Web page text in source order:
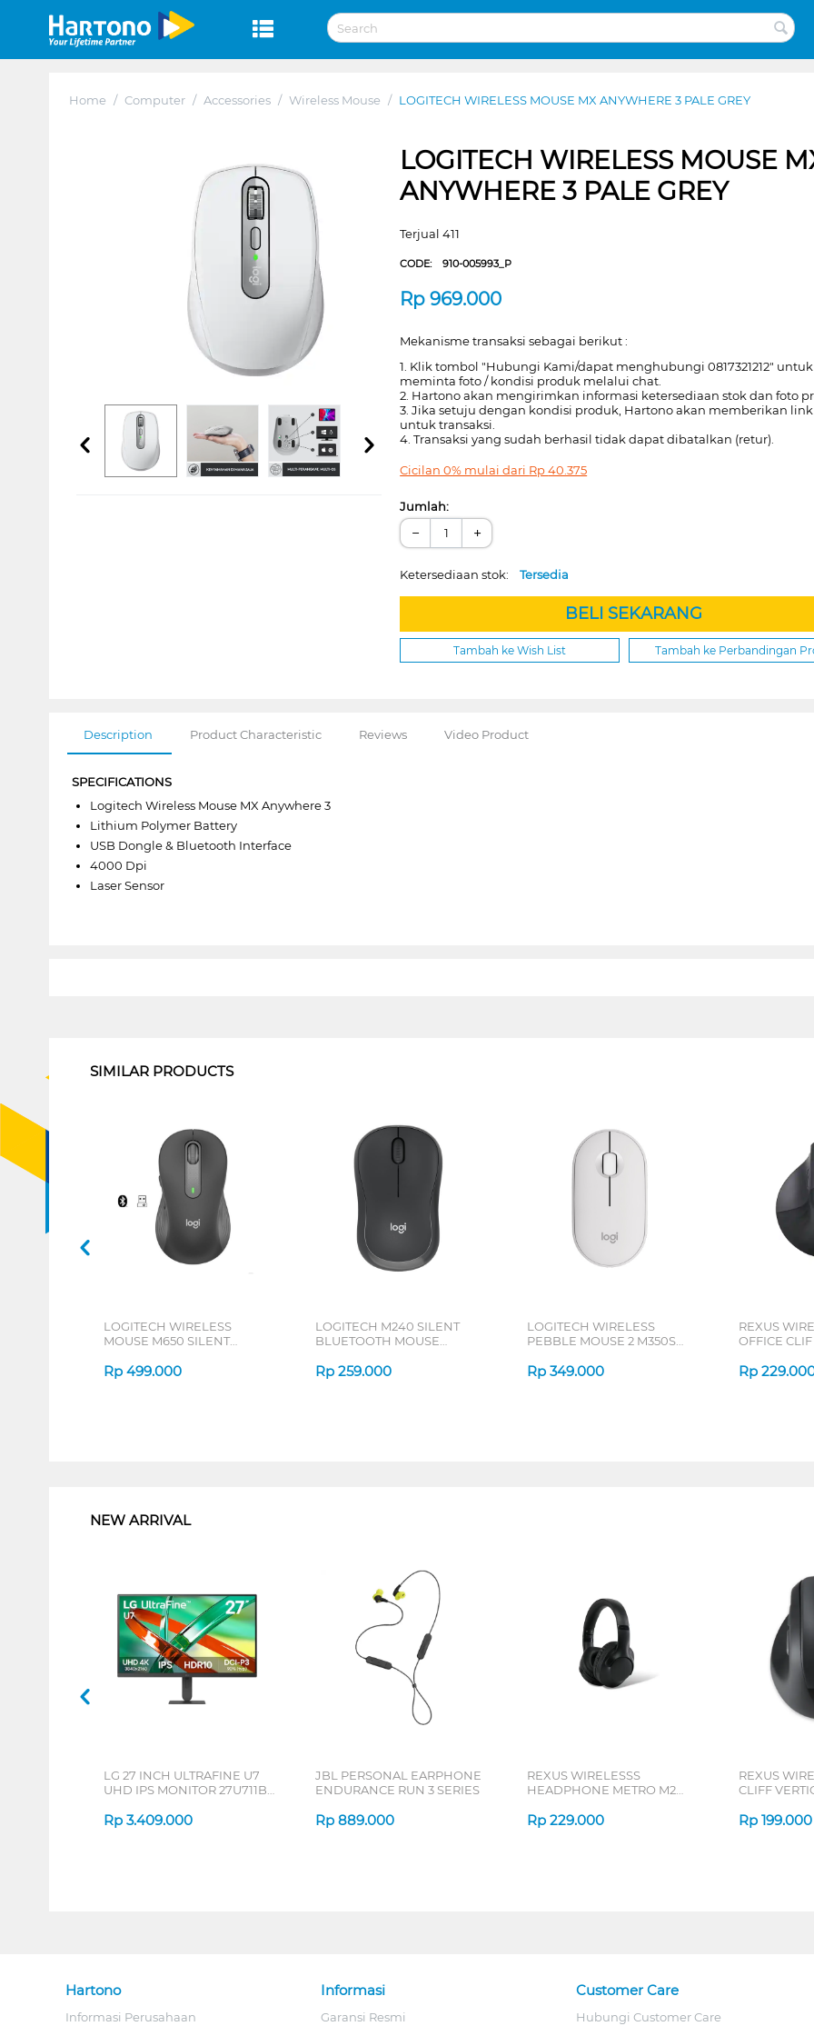
Home / Computer / Accessories / Wireless Mouse / LOGITECH WIRELESS MOUSE MX ANYWHERE 3 PALE GREY
LOGITECH WIRELESS MOUSE
ANYWHERE 3 PALE GREY
Terjual 411
CODE:910-005993_P
Rp969.000
Mekanisme transaksi sebagai berikut :
1. Klik tombol "Hubungi Kami/dapat menghubungi 0817321212" untuk
meminta foto / kondisi produk melalui chat.
2. Hartono akan mengirimkan informasi ketersediaan stok dan foto
3. Jika setuju dengan kondisi produk, Hartono akan memberikan
untuk transaksi.
4. Transaksi yang sudah berhasil tidak dapat dibatalkan (retur).
Cicilan 0% mulai dari Rp40.375
Jumlah:
− +
Ketersediaan stok:Tersedia
BELI SEKARANG
Tambah ke Wish List Tambah ke Perbandingan
Description Product Characteristic Reviews Video Product
SPECIFICATIONS
Logitech Wireless Mouse MX Anywhere 3
Lithium Polymer Battery
USB Dongle & Bluetooth Interface
4000 Dpi
Laser Sensor
SIMILAR PRODUCTS
LOGITECH WIRELESS
MOUSE M650 SILENT
Rp 499.000
LOGITECH M240 SILENT
BLUETOOTH MOUSE
Rp 259.000
LOGITECH WIRELESS
PEBBLE MOUSE 2 M350S
Rp 349.000
REXUS
OFFICE
Rp
NEW ARRIVAL
LG 27 INCH ULTRAFINE U7
UHD IPS MONITOR 27U711B-
Rp 3.409.000
JBL PERSONAL EARPHONE
ENDURANCE RUN 3 SERIES
Rp 889.000
REXUS WIRELESSS
HEADPHONE METRO M2
Rp 229.000
REXUS
CLIFF
Rp 199.000
Hartono
Informasi Perusahaan
Informasi
Garansi Resmi
Customer Care
Hubungi Customer Care